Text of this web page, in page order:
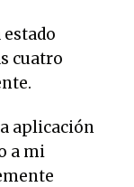
cuatro
aplicación
a mi